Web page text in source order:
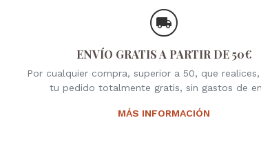
ENVÍO GRATIS A PARTIR DE 50€
Por cualquier compra, superior a 50, que
tu pedido totalmente gratis, sin gastos de
MÁS INFORMACIÓN